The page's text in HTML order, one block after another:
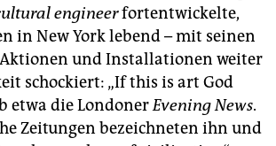
engineerfortentwickelte,
in New York lebend – mit seinen
und Installationen weiter
schockiert: „If this is art God
etwa die LondonerEvening News.
Zeitungen bezeichneten ihn und